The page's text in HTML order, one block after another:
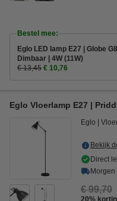
Bestel mee:
Eglo LED lamp E27 | Globe
Dimbaar | 4W (11W)
€ 13,45 € 10,76
Eglo Vloerlamp E27 |
Eglo
Bekijk
Direct
€ 99,70
20%